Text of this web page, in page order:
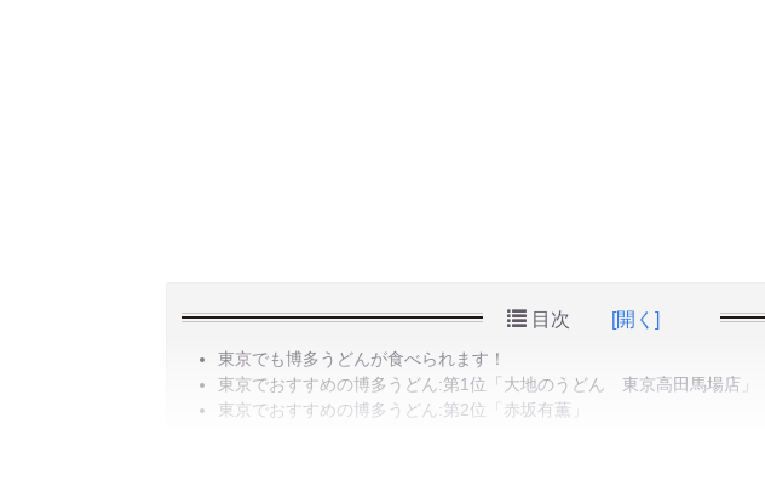
目次 [開く]
東京でも博多うどんが食べられます！
東京でおすすめの博多うどん:第1位「大地のうどん 東京高田馬場店」
東京でおすすめの博多うどん:第2位「赤坂有薫」